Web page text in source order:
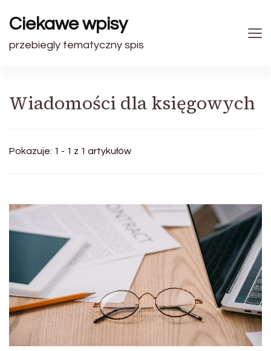
Ciekawe wpisy
przebiegly tematyczny spis
Wiadomości dla księgowych
Pokazuje: 1 - 1 z 1 artykułów